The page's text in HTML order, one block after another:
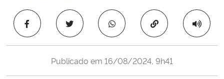
Ministério da Saúde
Ministério de Minas e Energia
Ministério da Ciência, Tecnologia, Inovações e Comunicações
Copiar para área
Publicado em 16/08/2024, 9h41